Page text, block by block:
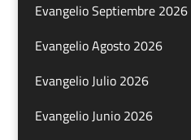
Evangelio Septiembre 2026
Evangelio Agosto 2026
Evangelio Julio 2026
Evangelio Junio 2026